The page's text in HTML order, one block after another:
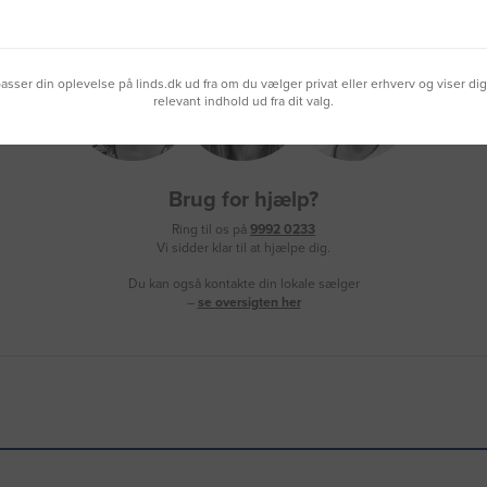
Brug for hjælp?
Ring til os på 9992 0233
Vi sidder klar til at hjælpe dig.
Du kan også kontakte din lokale sælger
– se oversigten her
din oplevelse på linds.dk ud fra om du vælger privat eller erhverv og viser
relevant indhold ud fra dit valg.